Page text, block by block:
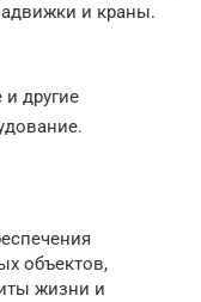
и краны.
другие
объектов,
жизни и